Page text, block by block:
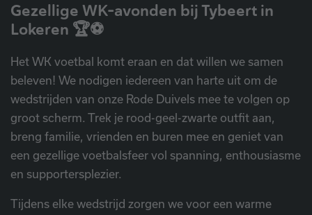
Gezellige WK-avonden bij Tybeert in
Lokeren 🏆⚽
Het WK voetbal komt eraan en dat willen we samen
beleven! We nodigen iedereen van harte uit om de
wedstrijden van onze Rode Duivels mee te volgen op
groot scherm. Trek je rood-geel-zwarte outfit aan,
breng familie, vrienden en buren mee en geniet van
een gezellige voetbalsfeer vol spanning, enthousiasme
en supportersplezier.
Tijdens elke wedstrijd zorgen we voor een warme